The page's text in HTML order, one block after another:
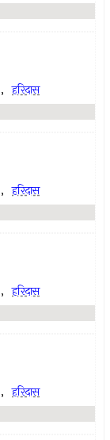
, हरिदास
, हरिदास
, हरिदास
, हरिदास